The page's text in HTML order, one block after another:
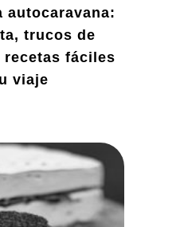
autocaravana:
trucos de
fáciles
viaje